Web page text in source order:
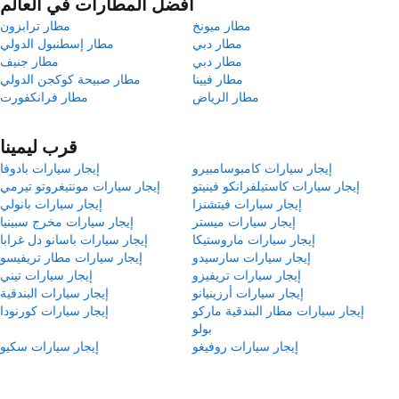
أفضل المطارات في العالم
مطار ترابزون
مطار ميونخ
مطار إسطنبول الدولي
مطار دبي
مطار جنيف
مطار دبي
مطار صبيحة كوكجن الدولي
مطار فيينا
مطار فرانكفورت
مطار الرياض
قرب ليمينا
إيجار سيارات بادوفا
إيجار سيارات كامبوسامبيرو
إيجار سيارات مونتيغروتو تيرمي
إيجار سيارات كاستيلفرانكو فينيتو
إيجار سيارات بانولي
إيجار سيارات فيتشنزا
إيجار سيارات مخرج سبينيا
إيجار سيارات ميستر
إيجار سيارات باسانو دل غرابا
إيجار سيارات ماروستيكا
إيجار سيارات مطار تريفيسو
إيجار سيارات سارسيدو
إيجار سيارات تيني
إيجار سيارات تريفيزو
إيجار سيارات البندقية
إيجار سيارات أرزينيانو
إيجار سيارات كورنودا
إيجار سيارات مطار البندقية ماركو
بولو
إيجار سيارات سكيو
إيجار سيارات روفيغو